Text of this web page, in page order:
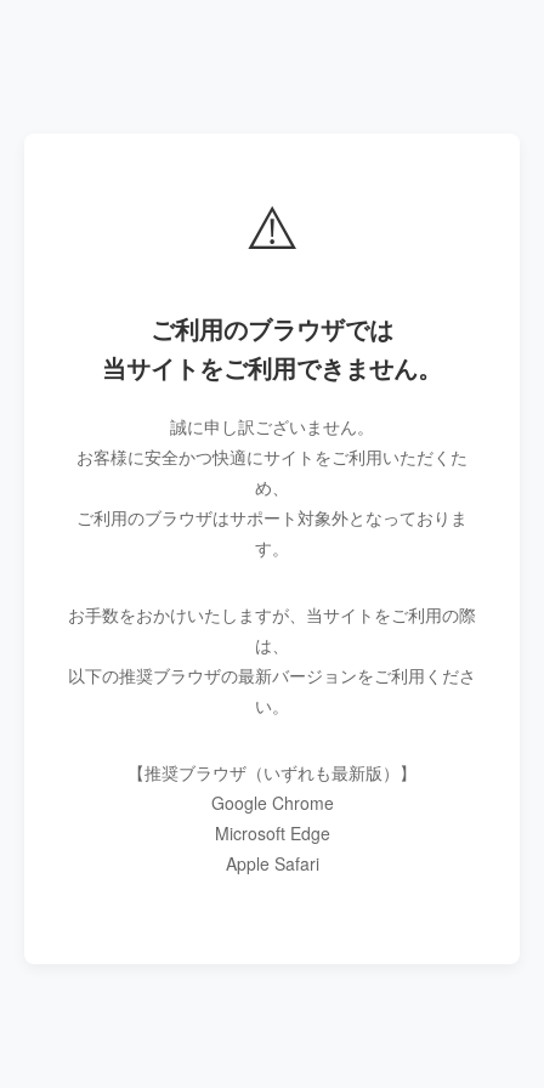
⚠️
ご利用のブラウザでは
当サイトをご利用できません。
誠に申し訳ございません。
お客様に安全かつ快適にサイトをご利用いただくた
め、
ご利用のブラウザはサポート対象外となっておりま
す。
お手数をおかけいたしますが、当サイトをご利用の際
は、
以下の推奨ブラウザの最新バージョンをご利用くださ
い。
【推奨ブラウザ（いずれも最新版）】
Google Chrome
Microsoft Edge
Apple Safari